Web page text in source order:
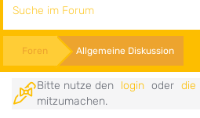
Foren Allgemeine Diskussion
Bitte nutze den login oder die
mitzumachen.